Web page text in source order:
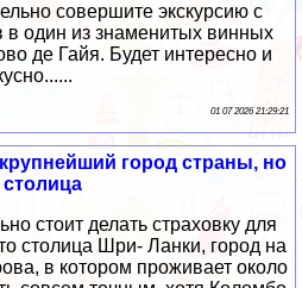
совершите экскурсию с
в один из знаменитых винных
де Гайя. Будет интересно и
01 07 2026 21:29:21
город страны, но
столица
стоит делать страховку для
столица Шри- Ланки, город на
в котором проживает около